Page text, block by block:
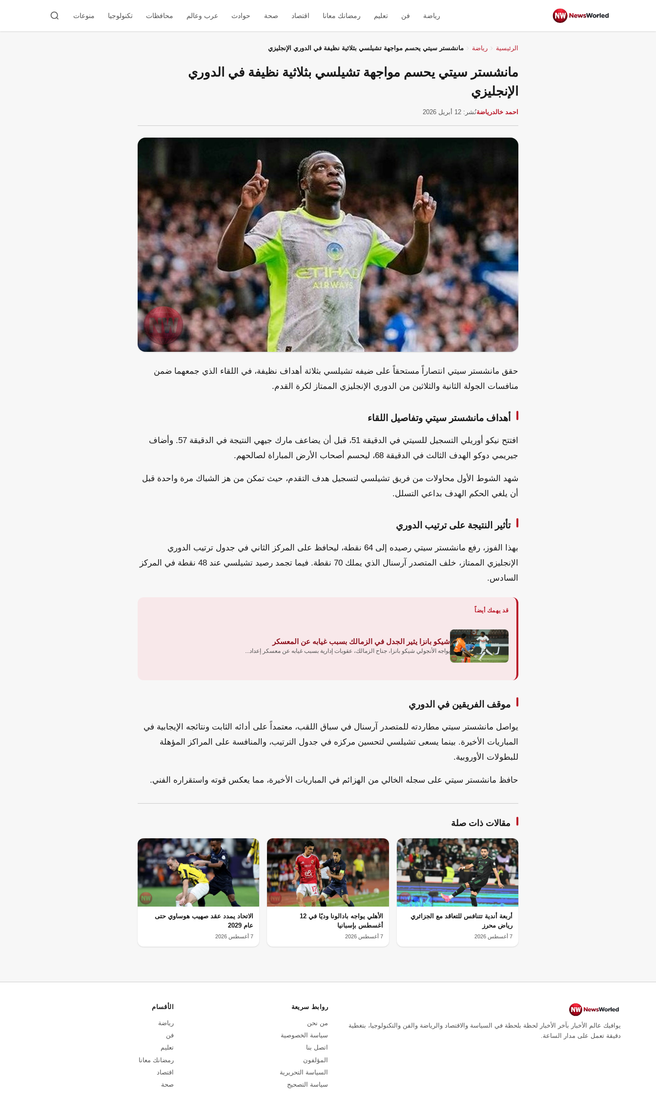
رياضة فن تعليم رمضانك معانا اقتصاد صحة حوادث عرب وعالم محافظات تكنولوجيا منوعات
الرئيسية رياضة مانشستر سيتي يحسم مواجهة تشيلسي بثلاثية نظيفة في الدوري الإنجليزي
مانشستر سيتي يحسم مواجهة تشيلسي بثلاثية نظيفة في الدوري
الإنجليزي
احمد خالدرياضةنُشر: 12 أبريل 2026
حقق مانشستر سيتي انتصاراً مستحقاً على ضيفه تشيلسي بثلاثة أهداف نظيفة، في اللقاء الذي جمعهما ضمن
منافسات الجولة الثانية والثلاثين من الدوري الإنجليزي الممتاز لكرة القدم.
أهداف مانشستر سيتي وتفاصيل اللقاء
افتتح نيكو أوريلي التسجيل للسيتي في الدقيقة 51، قبل أن يضاعف مارك جيهي النتيجة في الدقيقة 57. وأضاف
جيريمي دوكو الهدف الثالث في الدقيقة 68، ليحسم أصحاب الأرض المباراة لصالحهم.
شهد الشوط الأول محاولات من فريق تشيلسي لتسجيل هدف التقدم، حيث تمكن من هز الشباك مرة واحدة قبل
أن يلغي الحكم الهدف بداعي التسلل.
تأثير النتيجة على ترتيب الدوري
بهذا الفوز، رفع مانشستر سيتي رصيده إلى 64 نقطة، ليحافظ على المركز الثاني في جدول ترتيب الدوري
الإنجليزي الممتاز، خلف المتصدر آرسنال الذي يملك 70 نقطة. فيما تجمد رصيد تشيلسي عند 48 نقطة في المركز
السادس.
قد يهمك أيضاً
شيكو بانزا يثير الجدل في الزمالك بسبب غيابه عن المعسكر
يواجه الأنجولي شيكو بانزا، جناح الزمالك، عقوبات إدارية بسبب غيابه عن معسكر إعداد...
موقف الفريقين في الدوري
يواصل مانشستر سيتي مطاردته للمتصدر آرسنال في سباق اللقب، معتمداً على أدائه الثابت ونتائجه الإيجابية في
المباريات الأخيرة. بينما يسعى تشيلسي لتحسين مركزه في جدول الترتيب، والمنافسة على المراكز المؤهلة
للبطولات الأوروبية.
حافظ مانشستر سيتي على سجله الخالي من الهزائم في المباريات الأخيرة، مما يعكس قوته واستقراره الفني.
مقالات ذات صلة
أربعة أندية تتنافس للتعاقد مع الجزائري
رياض محرز
7 أغسطس 2026
الأهلي يواجه بادالونا وديًا في 12
أغسطس بإسبانيا
7 أغسطس 2026
الاتحاد يمدد عقد صهيب هوساوي حتى
عام 2029
7 أغسطس 2026
يوافيك عالم الأخبار بآخر الأخبار لحظة بلحظة في السياسة والاقتصاد والرياضة والفن والتكنولوجيا، بتغطية
دقيقة تعمل على مدار الساعة.
روابط سريعة
من نحن
سياسة الخصوصية
اتصل بنا
المؤلفون
السياسة التحريرية
سياسة التصحيح
الأقسام
رياضة
فن
تعليم
رمضانك معانا
اقتصاد
صحة